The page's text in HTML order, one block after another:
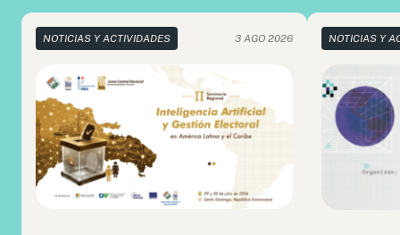
NOTICIAS Y ACTIVIDADES 3 AGO 2026 NOTICIAS Y